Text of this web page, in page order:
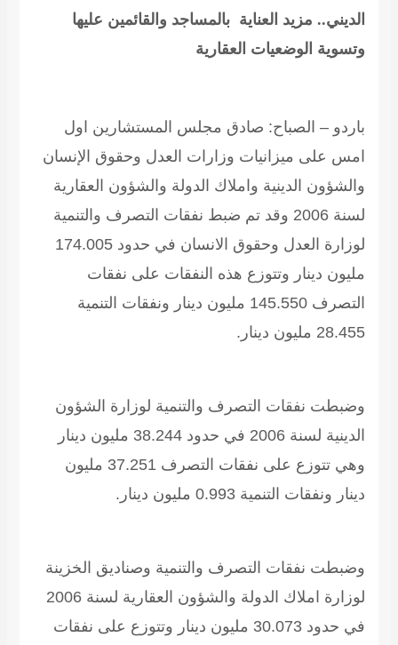
الديني.. مزيد العناية بالمساجد والقائمين عليها
وتسوية الوضعيات العقارية
باردو – الصباح: صادق مجلس المستشارين اول
امس على ميزانيات وزارات العدل وحقوق الإنسان
والشؤون الدينية واملاك الدولة والشؤون العقارية
لسنة 2006 وقد تم ضبط نفقات التصرف والتنمية
لوزارة العدل وحقوق الانسان في حدود 174.005
مليون دينار وتتوزع هذه النفقات على نفقات
التصرف 145.550 مليون دينار ونفقات التنمية
28.455 مليون دينار.
وضبطت نفقات التصرف والتنمية لوزارة الشؤون
الدينية لسنة 2006 في حدود 38.244 مليون دينار
وهي تتوزع على نفقات التصرف 37.251 مليون
دينار ونفقات التنمية 0.993 مليون دينار.
وضبطت نفقات التصرف والتنمية وصناديق الخزينة
لوزارة املاك الدولة والشؤون العقارية لسنة 2006
في حدود 30.073 مليون دينار وتتوزع على نفقات